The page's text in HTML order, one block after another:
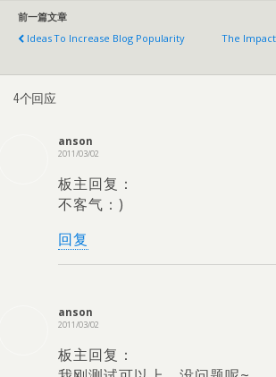
前一篇文章
Ideas To Increase Blog Popularity
The
4个回应
anson
2011/03/02
板主回复：
不客气：)
回复
anson
2011/03/02
板主回复：